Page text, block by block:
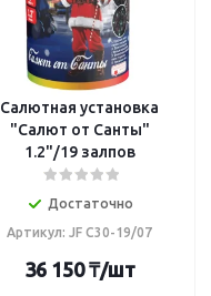
Салютная установка
"Салют от Санты"
1.2"/19 залпов
Достаточно
Артикул: JF C30-19/07
36 150₸/шт